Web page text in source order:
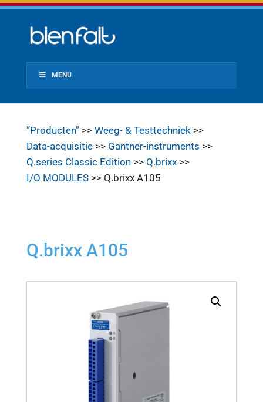
MENU
”Producten”>> Weeg- & Testtechniek>>
Data-acquisitie>> Gantner-instruments >>
Q.series Classic Edition>> Q.brixx>>
I/O MODULES>> Q.brixx A105
Q.brixx A105